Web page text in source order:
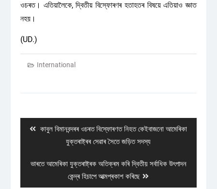
ওচৰত। এতিয়ালৈকে, দ্বিতীয় বিস্ফোৰণৰ হতাহতৰ বিষয়ে এতিয়াও জ্ঞাত
নহয়।
(UD.)
International
Previous
কাবুল বিমানবন্দৰৰ ওচৰত বিস্ফোৰণত নিহত কেইবাজনো আমেৰিকা
যুক্তৰাষ্ট্ৰৰ সেৱাৰ সৈতে জড়িত সদস্য
Next
ভাৰতে আমেৰিকা যুক্তৰাষ্ট্ৰক অতিক্ৰম কৰি দ্বিতীয় সৰ্বাধিক উৎপাদন
কেন্দ্ৰ হিচাপে আত্মপ্ৰকাশ কৰিছে